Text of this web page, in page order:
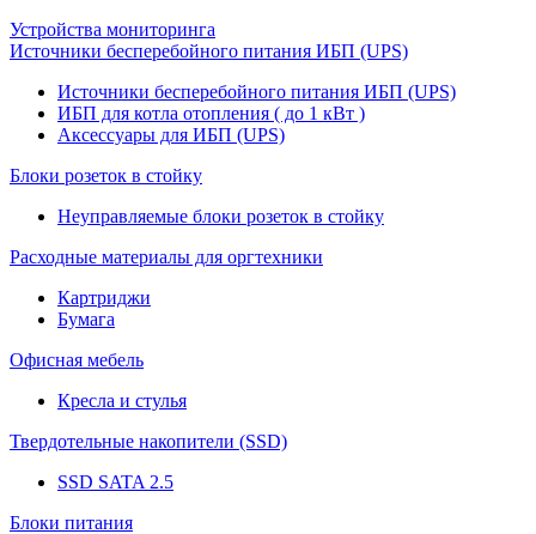
Устройства мониторинга
Источники бесперебойного питания ИБП (UPS)
Источники бесперебойного питания ИБП (UPS)
ИБП для котла отопления ( до 1 кВт )
Аксессуары для ИБП (UPS)
Блоки розеток в стойку
Неуправляемые блоки розеток в стойку
Расходные материалы для оргтехники
Картриджи
Бумага
Офисная мебель
Кресла и стулья
Твердотельные накопители (SSD)
SSD SATA 2.5
Блоки питания